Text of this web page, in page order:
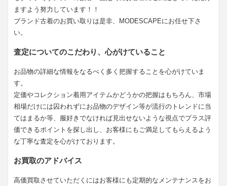
ますよう努力しています！！
ブランド古着のお買い取りは是非、MODESCAPEにお任せ下さ
い。
査定についてのこだわり、心がけていること
お品物の詳細な情報をなるべく多く把握することを心がけていま
す。
定価やコレクション着用アイテムかどうかの把握はもちろん、市場
相場だけには囚われずにお品物のデザイン等が流行のトレンドに当
てはまるか等、服好きでなければ見出せないような視点でプラス評
価できるポイントを探し出し、お客様にもご満足してもらえるよう
な丁寧な査定を心がけております。
お買取のアドバイス
高価買取させていただくにはお客様にも定期的なメンテナンスをお